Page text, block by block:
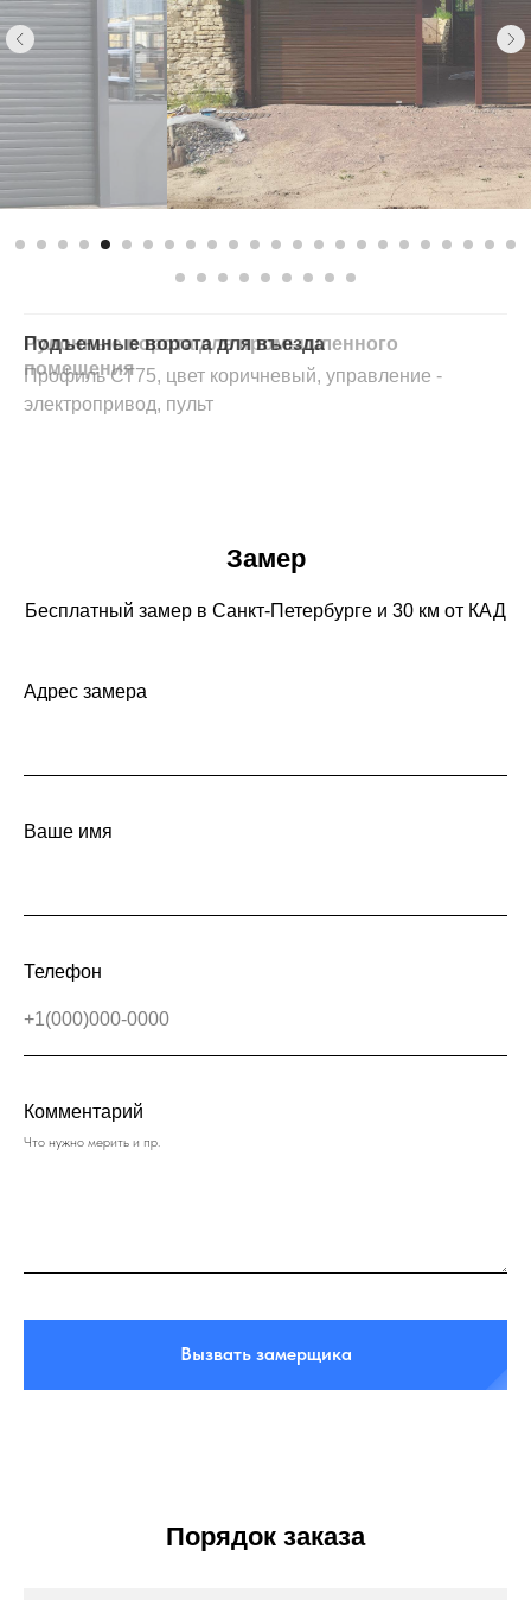
Подъемные ворота для въезда
Профиль СТ75, цвет коричневый, управление -
электропривод, пульт
Замер
Бесплатный замер в Санкт-Петербурге и 30 км от КАД
Адрес замера
Ваше имя
Телефон
Комментарий
Что нужно мерить и пр.
Вызвать замерщика
Порядок заказа